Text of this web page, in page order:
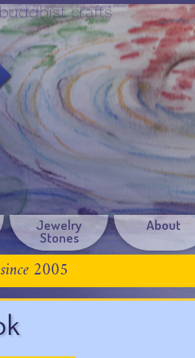
crafts
Jewelry
Stones
About
2005